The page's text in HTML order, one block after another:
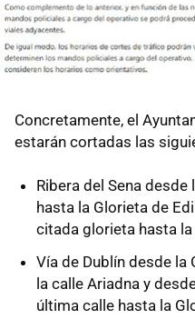
Concretamente, el
estarán cortadas las
Ribera del Sena
hasta la Glorieta de
citada glorieta hasta la
Vía de Dublín desde
la calle Ariadna y
última calle hasta la